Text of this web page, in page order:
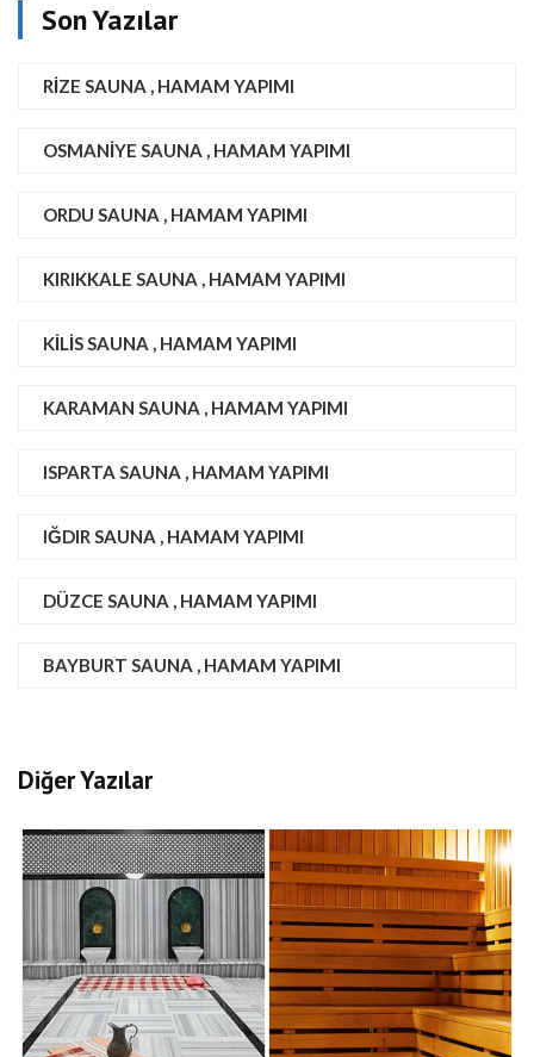
Son Yazılar
RIZE SAUNA , HAMAM YAPIMI
OSMANIYE SAUNA , HAMAM YAPIMI
ORDU SAUNA , HAMAM YAPIMI
KIRIKKALE SAUNA , HAMAM YAPIMI
KILIS SAUNA , HAMAM YAPIMI
KARAMAN SAUNA , HAMAM YAPIMI
ISPARTA SAUNA , HAMAM YAPIMI
IĞDIR SAUNA , HAMAM YAPIMI
DÜZCE SAUNA , HAMAM YAPIMI
BAYBURT SAUNA , HAMAM YAPIMI
Diğer Yazılar